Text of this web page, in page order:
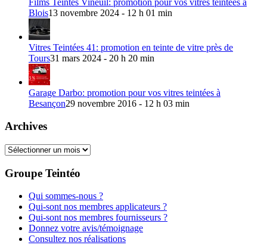
Blois13 novembre 2024 - 12 h 01 min
Vitres Teintées 41: promotion en teinte de vitre près de
Tours31 mars 2024 - 20 h 20 min
Garage Darbo: promotion pour vos vitres teintées à
Besançon29 novembre 2016 - 12 h 03 min
Archives
Archives
Groupe Teintéo
Qui sommes-nous ?
Qui-sont nos membres applicateurs ?
Qui-sont nos membres fournisseurs ?
Donnez votre avis/témoignage
Consultez nos réalisations